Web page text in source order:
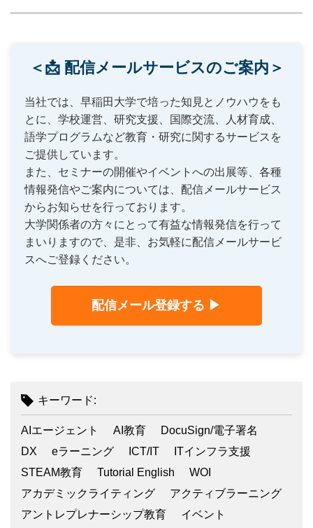
＜📩 配信メールサービスのご案内＞
当社では、早稲田大学で培った知見とノウハウをも
とに、学校運営、研究支援、国際交流、人材育成、
語学プログラムなど教育・研究に関するサービスを
ご提供しています。
また、セミナーの開催やイベントへの出展等、各種
情報発信やご案内については、配信メールサービス
からお知らせを行っております。
大学関係者の方々にとって有益な情報発信を行って
まいりますので、是非、お気軽に配信メールサービ
スへご登録ください。
配信メール登録する ▶
キーワード:
AIエージェント AI教育
DocuSign/電子署名
DX
eラーニング ICT/IT
ITインフラ支援
STEAM教育
Tutorial English
WOI
アカデミックライティング
アクティブラーニング
アントレプレナーシップ教育
イベント